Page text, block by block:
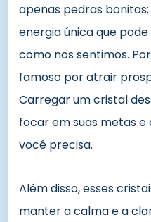
apenas pedras
energia única que
como nos sentimos.
famoso por atrair
Carregar um cristal
focar em suas metas e
você precisa.
Além disso, esses
manter a calma e a